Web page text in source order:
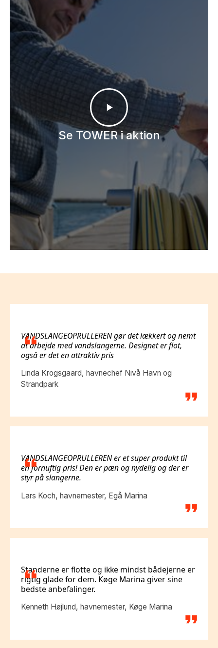
Se TOWER i aktion
VANDSLANGEOPRULLEREN gør det lækkert og nemt
at arbejde med vandslangerne. Designet er flot,
også er det en attraktiv pris
Linda Krogsgaard, havnechef Nivå Havn og
Strandpark
VANDSLANGEOPRULLEREN er et super produkt til
en fornuftig pris! Den er pæn og nydelig og der er
styr på slangerne.
Lars Koch, havnemester, Egå Marina
Standerne er flotte og ikke mindst bådejerne er
rigtig glade for dem. Køge Marina giver sine
bedste anbefalinger.
Kenneth Højlund, havnemester, Køge Marina